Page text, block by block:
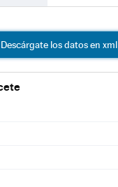
Descárgate los datos en xml